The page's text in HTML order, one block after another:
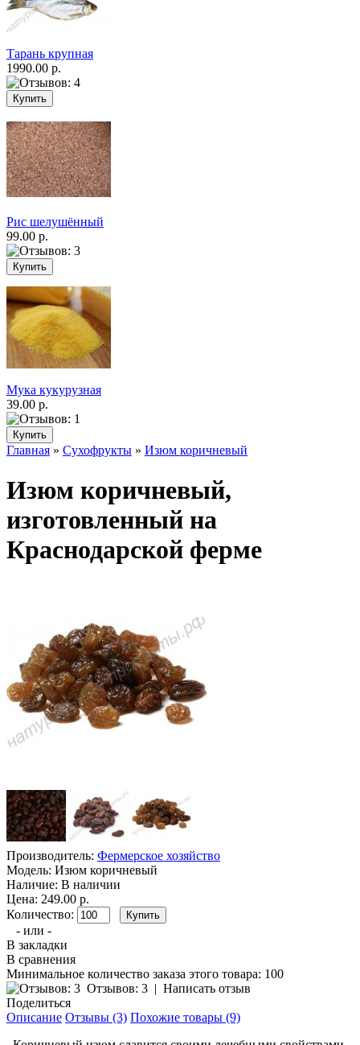
Тарань крупная
1990.00 р.
Рис шелушённый
99.00 р.
Мука кукурузная
39.00 р.
Главная » Сухофрукты » Изюм коричневый
Изюм коричневый,
изготовленный на
Краснодарской ферме
Производитель: Фермерское хозяйство
Модель: Изюм коричневый
Наличие: В наличии
Цена: 249.00 р.
Количество:
- или -
В закладки
В сравнения
Минимальное количество заказа этого товара: 100
Отзывов: 3 | Написать отзыв
Поделиться
Описание Отзывы (3) Похожие товары (9)